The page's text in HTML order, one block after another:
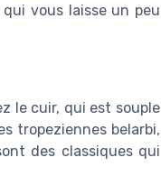
vous laisse un peu
le cuir, qui est souple
tropeziennes belarbi,
des classiques qui